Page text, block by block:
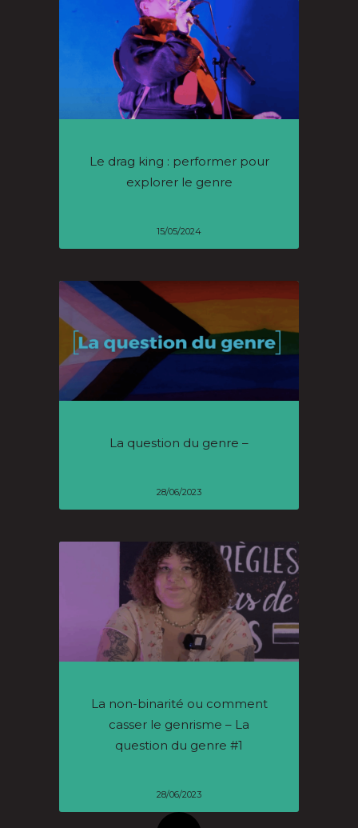
Le drag king : performer pour
explorer le genre
15/05/2024
La question du genre –
28/06/2023
La non-binarité ou comment
casser le genrisme – La
question du genre #1
28/06/2023